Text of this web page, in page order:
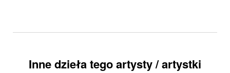
Inne dzieła tego artysty / artystki